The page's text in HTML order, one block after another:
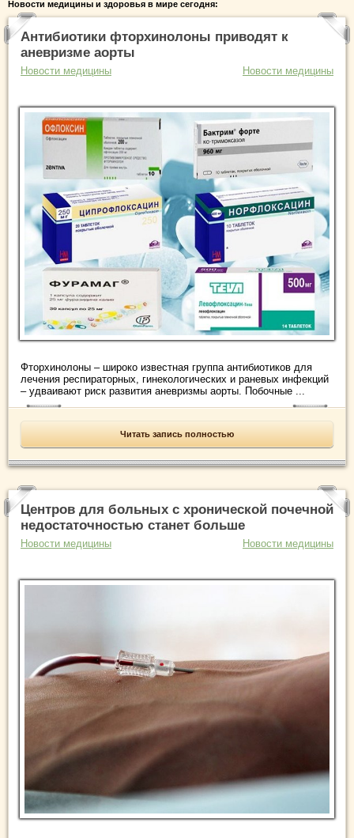
Новости медицины и здоровья в мире сегодня:
Антибиотики фторхинолоны приводят к
аневризме аорты
Новости медицины Новости медицины
Фторхинолоны – широко известная группа антибиотиков для
лечения респираторных, гинекологических и раневых инфекций
– удваивают риск развития аневризмы аорты. Побочные ...
Читать запись полностью
Центров для больных с хронической почечной
недостаточностью станет больше
Новости медицины Новости медицины